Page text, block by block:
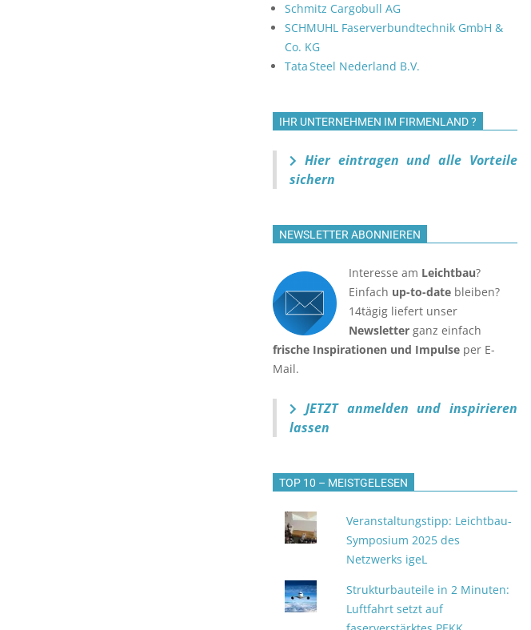
Schmitz Cargobull AG
SCHMUHL Faserverbundtechnik GmbH &
Co. KG
Tata Steel Nederland B.V.
IHR UNTERNEHMEN IM FIRMENLAND ?
Hier eintragen und alle Vorteile
sichern
NEWSLETTER ABONNIEREN
Interesse am Leichtbau?
Einfach up-to-date bleiben?
14tägig liefert unser
Newsletter ganz einfach
frische Inspirationen und Impulse per E-
Mail.
JETZT anmelden und inspirieren
lassen
TOP 10 – MEISTGELESEN
Veranstaltungstipp: Leichtbau-
Symposium 2025 des
Netzwerks igeL
Strukturbauteile in 2 Minuten:
Luftfahrt setzt auf